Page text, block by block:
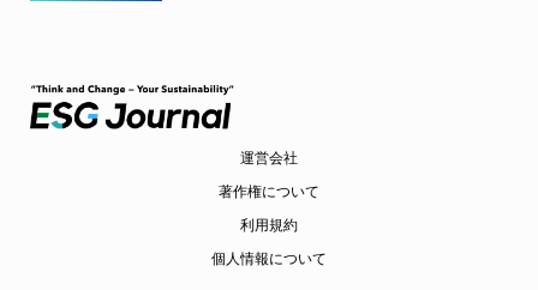
運営会社
著作権について
利用規約
個人情報について